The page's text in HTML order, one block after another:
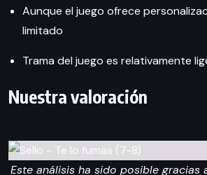
Aunque el juego ofrece
limitado
Trama del juego es relativamente
Nuestra valoración
Este análisis ha sido posible gracias